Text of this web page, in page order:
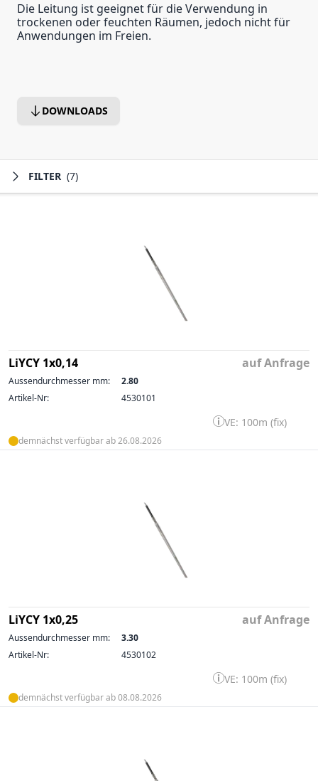
Die Leitung ist geeignet für die Verwendung in
trockenen oder feuchten Räumen, jedoch nicht für
Anwendungen im Freien.
DOWNLOADS
FILTER (7)
LiYCY 1x0,14 auf Anfrage
Aussendurchmesser mm:
2.80
Artikel-Nr:
4530101
VE: 100m (fix)
demnächst verfügbar ab 26.08.2026
LiYCY 1x0,25 auf Anfrage
Aussendurchmesser mm:
3.30
Artikel-Nr:
4530102
VE: 100m (fix)
demnächst verfügbar ab 08.08.2026